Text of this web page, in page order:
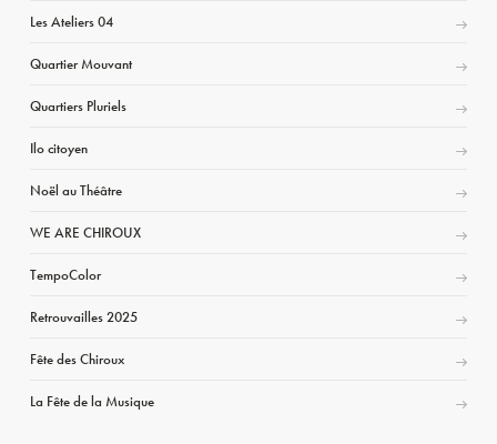
Les Ateliers 04
Quartier Mouvant
Quartiers Pluriels
Ilo citoyen
Noël au Théâtre
WE ARE CHIROUX
TempoColor
Retrouvailles 2025
Fête des Chiroux
La Fête de la Musique